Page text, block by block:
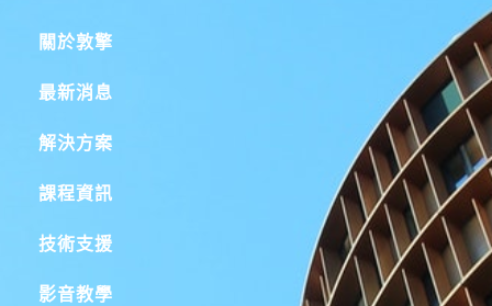
關於敦擎
最新消息
解決方案
課程資訊
技術支援
影音教學